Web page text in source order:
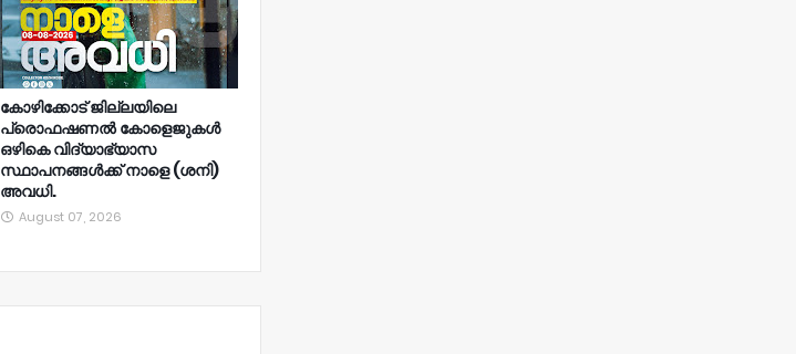
കോഴിക്കോട് ജില്ലയിലെ
പ്രൊഫഷണൽ കോളെജുകൾ
ഒഴികെ വിദ്യാഭ്യാസ
സ്ഥാപനങ്ങൾക്ക് നാളെ (ശനി)
അവധി.
August 07, 2026